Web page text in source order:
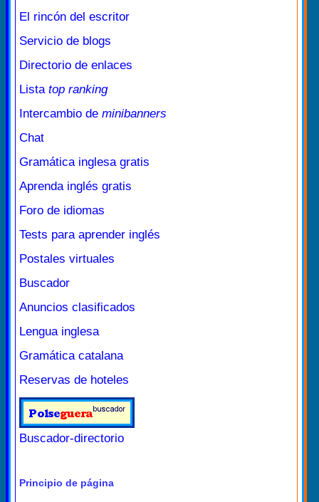
El rincón del escritor
Servicio de blogs
Directorio de enlaces
Lista top ranking
Intercambio de minibanners
Chat
Gramática inglesa gratis
Aprenda inglés gratis
Foro de idiomas
Tests para aprender inglés
Postales virtuales
Buscador
Anuncios clasificados
Lengua inglesa
Gramática catalana
Reservas de hoteles
Buscador-directorio
Principio de página